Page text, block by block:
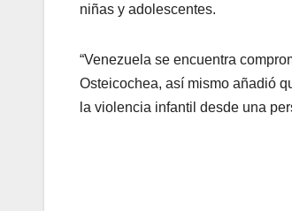
niñas y adolescentes.
“Venezuela se encuentra
Osteicochea, así mismo añadió
la violencia infantil desde una